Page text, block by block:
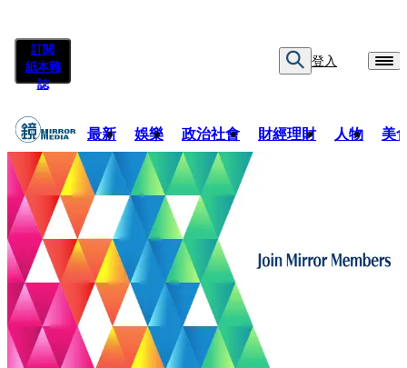
訂閱
紙本雜
誌
登入
最新 娛樂 政治社會 財經理財 人物 美